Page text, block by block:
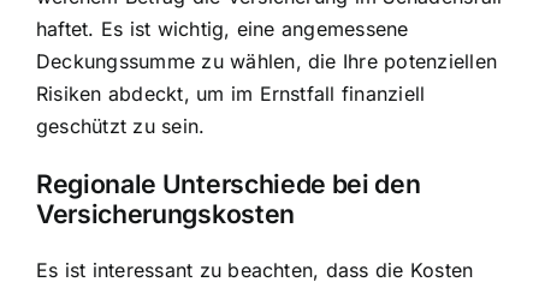
haftet. Es ist wichtig, eine angemessene
Deckungssumme zu wählen, die Ihre potenziellen
Risiken abdeckt, um im Ernstfall finanziell
geschützt zu sein.
Regionale Unterschiede bei den
Versicherungskosten
Es ist interessant zu beachten, dass die Kosten